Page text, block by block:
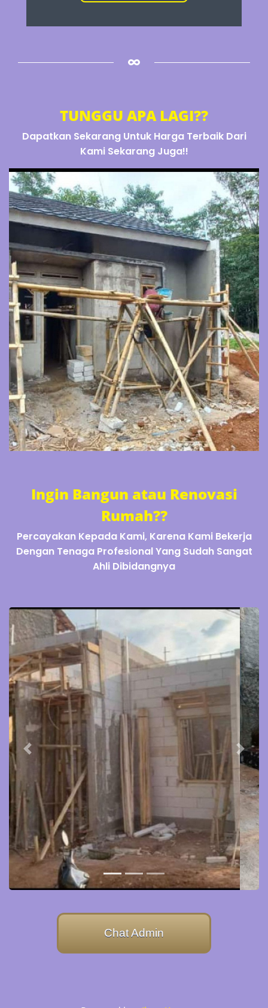
TUNGGU APA LAGI??
Dapatkan Sekarang Untuk Harga Terbaik Dari
Kami Sekarang Juga!!
Ingin Bangun atau Renovasi
Rumah??
Percayakan Kepada Kami, Karena Kami Bekerja
Dengan Tenaga Profesional Yang Sudah Sangat
Ahli Dibidangnya
Previous Next
Chat Admin